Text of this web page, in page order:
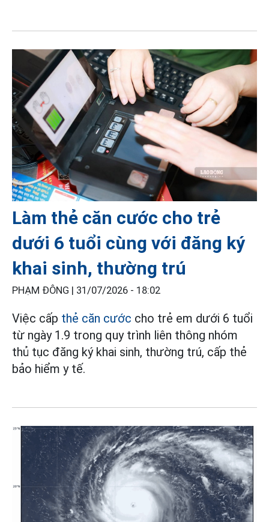
Làm thẻ căn cước cho trẻ
dưới 6 tuổi cùng với đăng ký
khai sinh, thường trú
PHẠM ĐÔNG | 31/07/2026 - 18:02
Việc cấp thẻ căn cước cho trẻ em dưới 6 tuổi
từ ngày 1.9 trong quy trình liên thông nhóm
thủ tục đăng ký khai sinh, thường trú, cấp thẻ
bảo hiểm y tế.